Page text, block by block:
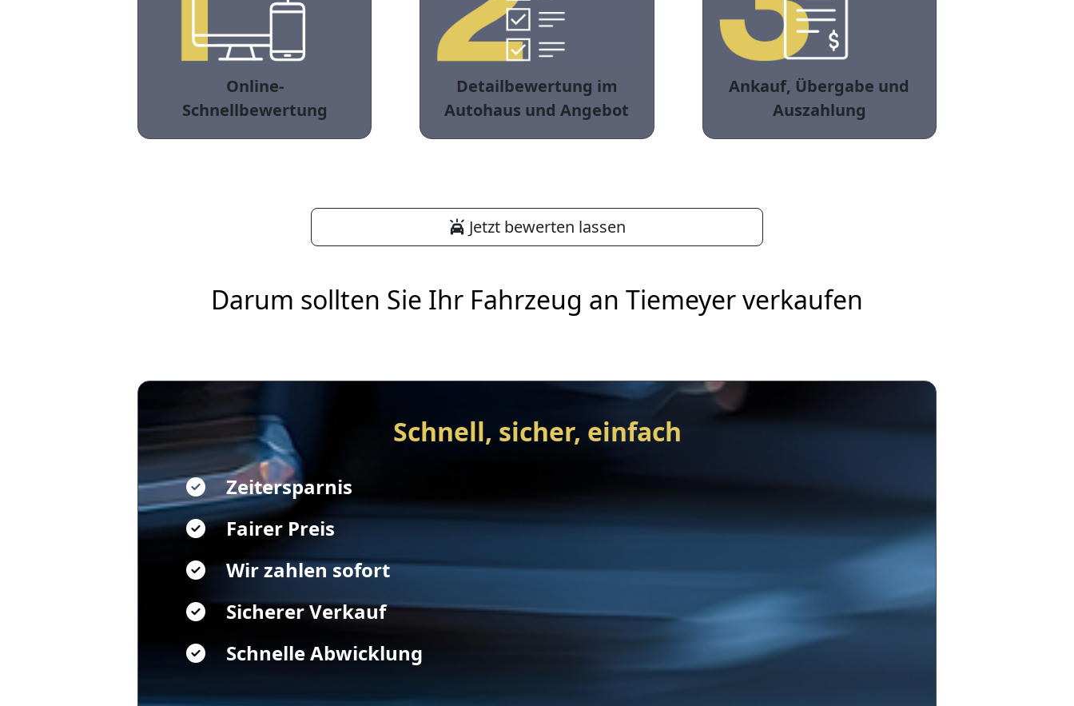
Online-
Schnellbewertung
Detailbewertung im
Autohaus und Angebot
Ankauf, Übergabe und
Auszahlung
Jetzt bewerten lassen
Darum sollten Sie Ihr Fahrzeug an Tiemeyer verkaufen
Schnell, sicher, einfach
Zeitersparnis
Fairer Preis
Wir zahlen sofort
Sicherer Verkauf
Schnelle Abwicklung